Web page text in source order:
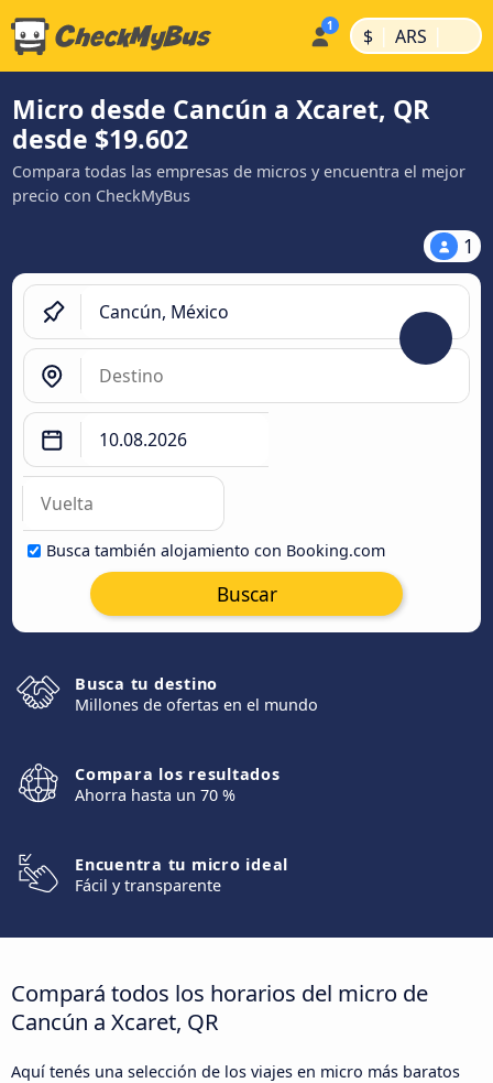
$ | ARS |
Micro desde Cancún a Xcaret, QR
desde $19.602
Compara todas las empresas de micros y encuentra el mejor
precio con CheckMyBus
1
Busca también alojamiento con Booking.com
Buscar
Busca tu destino
Millones de ofertas en el mundo
Compara los resultados
Ahorra hasta un 70 %
Encuentra tu micro ideal
Fácil y transparente
Compará todos los horarios del micro de
Cancún a Xcaret, QR
Aquí tenés una selección de los viajes en micro más baratos